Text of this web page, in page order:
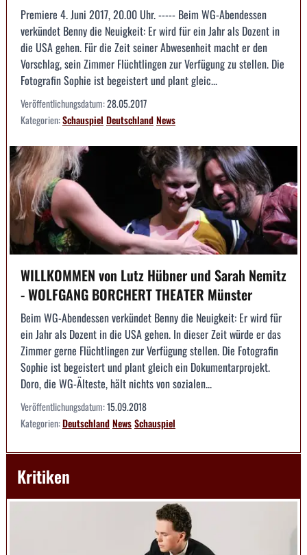
Premiere 4. Juni 2017, 20.00 Uhr. ----- Beim WG-Abendessen
verkündet Benny die Neuigkeit: Er wird für ein Jahr als Dozent in
die USA gehen. Für die Zeit seiner Abwesenheit macht er den
Vorschlag, sein Zimmer Flüchtlingen zur Verfügung zu stellen. Die
Fotografin Sophie ist begeistert und plant gleic...
Veröffentlichungsdatum:28.05.2017
Kategorien:Schauspiel DeutschlandNews
WILLKOMMEN von Lutz Hübner und Sarah Nemitz
- WOLFGANG BORCHERT THEATER Münster
Beim WG-Abendessen verkündet Benny die Neuigkeit: Er wird für
ein Jahr als Dozent in die USA gehen. In dieser Zeit würde er das
Zimmer gerne Flüchtlingen zur Verfügung stellen. Die Fotografin
Sophie ist begeistert und plant gleich ein Dokumentarprojekt.
Doro, die WG-Älteste, hält nichts von sozialen...
Veröffentlichungsdatum:15.09.2018
Kategorien:DeutschlandNewsSchauspiel
Kritiken